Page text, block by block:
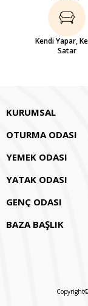
Kendi Yapar,
Satar
KURUMSAL
OTURMA ODASI
YEMEK ODASI
YATAK ODASI
GENÇ ODASI
BAZA BAŞLIK